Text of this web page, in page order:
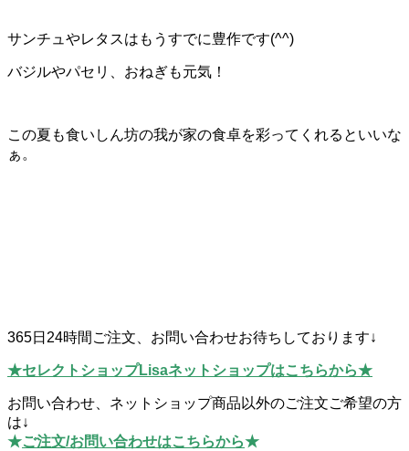
サンチュやレタスはもうすでに豊作です(^^)
バジルやパセリ、おねぎも元気！
この夏も食いしん坊の我が家の食卓を彩ってくれるといいな
ぁ。
365日24時間ご注文、お問い合わせお待ちしております↓
★セレクトショップLisaネットショップはこちらから★
お問い合わせ、ネットショップ商品以外のご注文ご希望の方
は↓
★ご注文/お問い合わせはこちらから★